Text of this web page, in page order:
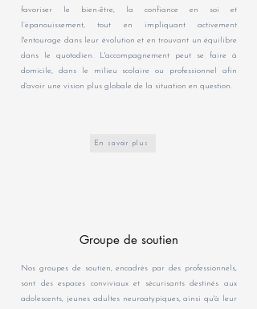
favoriser le bien-être, la confiance en soi et
l’épanouissement, tout en impliquant activement
l'entourage dans leur évolution et en trouvant un équilibre
dans le quotodien.​ L'accompagnement peut se faire à
domicile, dans le milieu scolaire ou professionnel afin
d'avoir une vision plus globale de la situation en question.
En savoir plus
Groupe de soutien
Nos groupes de soutien, encadrés par des professionnels,
sont des espaces conviviaux et sécurisants destinés aux
adolescents, jeunes adultes neuroatypiques, ainsi qu'à leur